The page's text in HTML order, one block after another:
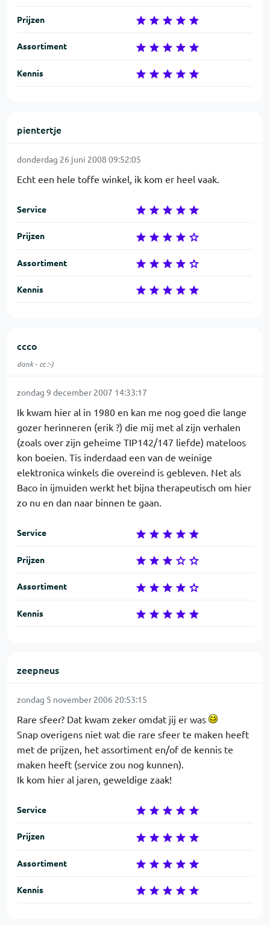
Prijzen
Assortiment
Kennis
pientertje
donderdag 26 juni 2008 09:52:05
Echt een hele toffe winkel, ik kom er heel vaak.
Service
Prijzen
Assortiment
Kennis
ccco
dank - cc :-)
zondag 9 december 2007 14:33:17
Ik kwam hier al in 1980 en kan me nog goed die lange
gozer herinneren (erik ?) die mij met al zijn verhalen
(zoals over zijn geheime TIP142/147 liefde) mateloos
kon boeien. Tis inderdaad een van de weinige
elektronica winkels die overeind is gebleven. Net als
Baco in ijmuiden werkt het bijna therapeutisch om hier
zo nu en dan naar binnen te gaan.
Service
Prijzen
Assortiment
Kennis
zeepneus
zondag 5 november 2006 20:53:15
Rare sfeer? Dat kwam zeker omdat jij er was
Snap overigens niet wat die rare sfeer te maken heeft
met de prijzen, het assortiment en/of de kennis te
maken heeft (service zou nog kunnen).
Ik kom hier al jaren, geweldige zaak!
Service
Prijzen
Assortiment
Kennis